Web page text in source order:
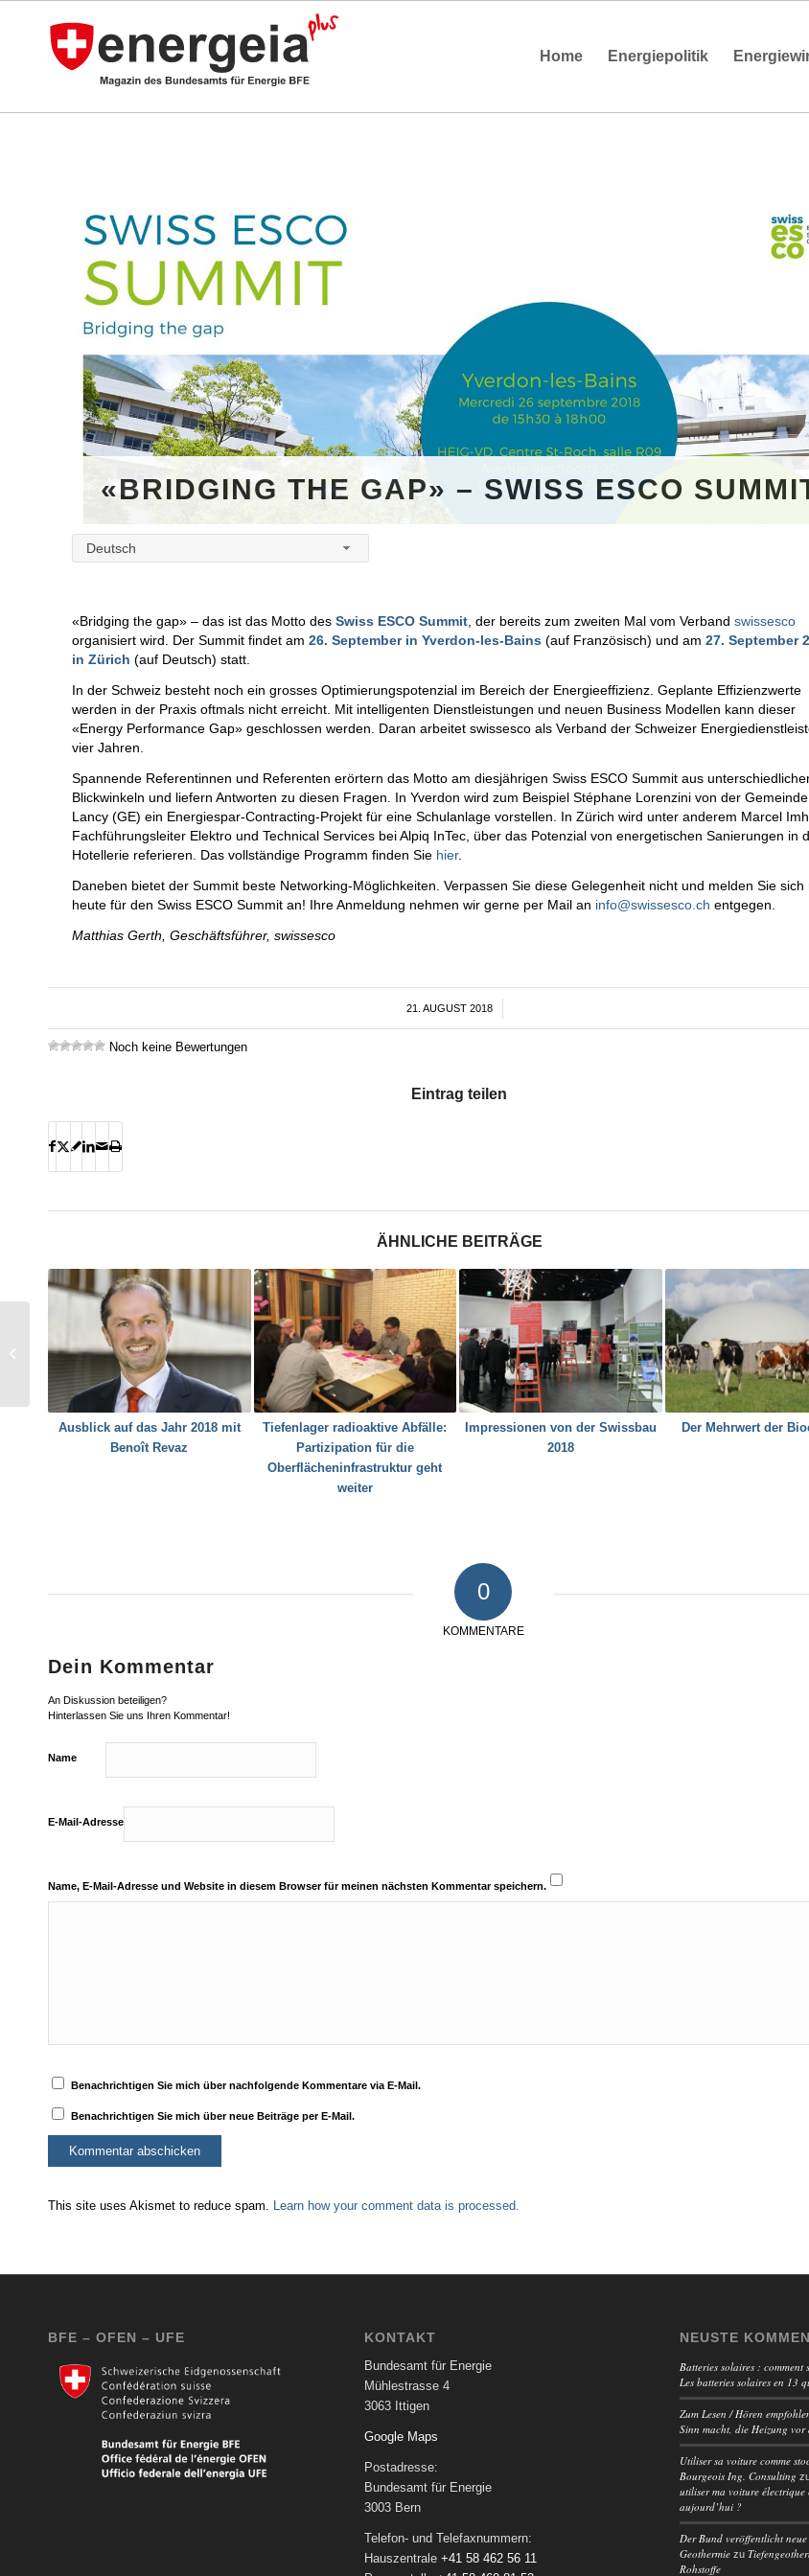
Home Energiepolitik
«BRIDGING THE GAP» – SWISS ESCO
Deutsch
«Bridging the gap» – das ist das Motto des Swiss ESCO Summit, der bereits zum zweiten Mal vom Verband swissesco
organisiert wird. Der Summit findet am 26. September in Yverdon-les-Bains (auf Französisch) und am 27. September
in Zürich (auf Deutsch) statt.
In der Schweiz besteht noch ein grosses Optimierungspotenzial im Bereich der Energieeffizienz. Geplante Effizienzwerte
werden in der Praxis oftmals nicht erreicht. Mit intelligenten Dienstleistungen und neuen Business Modellen kann dieser
«Energy Performance Gap» geschlossen werden. Daran arbeitet swissesco als Verband der Schweizer
vier Jahren.
Spannende Referentinnen und Referenten erörtern das Motto am diesjährigen Swiss ESCO Summit aus
Blickwinkeln und liefern Antworten zu diesen Fragen. In Yverdon wird zum Beispiel Stéphane Lorenzini von der Gemeinde
Lancy (GE) ein Energiespar-Contracting-Projekt für eine Schulanlage vorstellen. In Zürich wird unter anderem Marcel
Fachführungsleiter Elektro und Technical Services bei Alpiq InTec, über das Potenzial von energetischen Sanierungen in
Hotellerie referieren. Das vollständige Programm finden Sie hier.
Daneben bietet der Summit beste Networking-Möglichkeiten. Verpassen Sie diese Gelegenheit nicht und melden Sie sich
heute für den Swiss ESCO Summit an! Ihre Anmeldung nehmen wir gerne per Mail an info@swissesco.ch entgegen.
Matthias Gerth, Geschäftsführer, swissesco
21. AUGUST 2018
/
Noch keine Bewertungen
Eintrag teilen
ÄHNLICHE BEITRÄGE
Ausblick auf das Jahr 2018 mit
Benoît Revaz
Tiefenlager radioaktive Abfälle:
Partizipation für die
Oberflächeninfrastruktur geht
weiter
Impressionen von der Swissbau
2018
Der Mehrwert der
0
KOMMENTARE
Dein Kommentar
An Diskussion beteiligen?
Hinterlassen Sie uns Ihren Kommentar!
Name
E-Mail-Adresse
Name, E-Mail-Adresse und Website in diesem Browser für meinen nächsten Kommentar speichern.
Benachrichtigen Sie mich über nachfolgende Kommentare via E-Mail.
Benachrichtigen Sie mich über neue Beiträge per E-Mail.
This site uses Akismet to reduce spam. Learn how your comment data is processed.
BFE – OFEN – UFE KONTAKT
Bundesamt für Energie
Mühlestrasse 4
3063 Ittigen
Google Maps
Postadresse:
Bundesamt für Energie
3003 Bern
Telefon- und Telefaxnummern:
Hauszentrale +41 58 462 56 11
NEUSTE
Batteries solaires : comment
Les batteries solaires en 13
Zum Lesen / Hören
Sinn macht, die Heizung vor
Utiliser sa voiture comme
Bourgeois Ing. Consulting
utiliser ma voiture électrique
aujourd’hui ?
Der Bund veröffentlicht
Geothermie zu
Rohstoffe
EcoDrive Rallye, das
Autofahr-Quiz mit über
1000 Preisen: clever
fahren ge...